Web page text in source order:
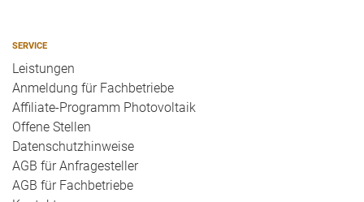
SERVICE
Leistungen
Anmeldung für Fachbetriebe
Affiliate-Programm Photovoltaik
Offene Stellen
Datenschutzhinweise
AGB für Anfragesteller
AGB für Fachbetriebe